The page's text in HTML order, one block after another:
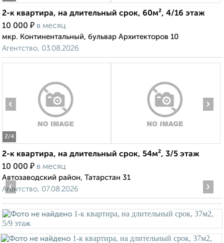
2-к квартира, на длительный срок, 60м², 4/16 этаж
10 000 ₽ в месяц
мкр. Континентальный, бульвар Архитекторов 10
Агентство, 03.08.2026
2/4
‹ ›
2-к квартира, на длительный срок, 54м², 3/5 этаж
10 000 ₽ в месяц
Автозаводский район, Татарстан 31
Агентство, 07.08.2026
‹ ›